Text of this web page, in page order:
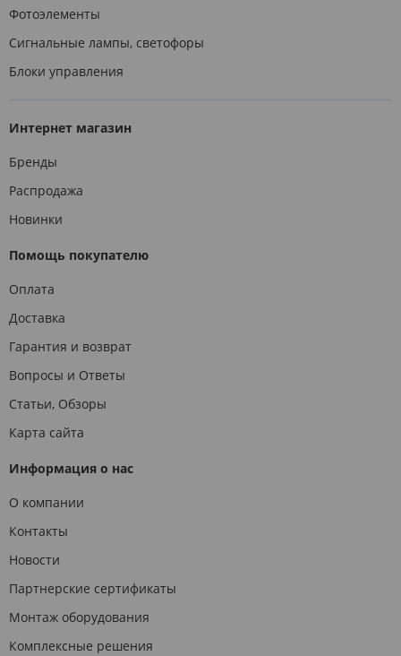
Фотоэлементы
Сигнальные лампы, светофоры
Блоки управления
Интернет магазин
Бренды
Распродажа
Новинки
Помощь покупателю
Оплата
Доставка
Гарантия и возврат
Вопросы и Ответы
Статьи, Обзоры
Карта сайта
Информация о нас
О компании
Контакты
Новости
Партнерские сертификаты
Монтаж оборудования
Комплексные решения